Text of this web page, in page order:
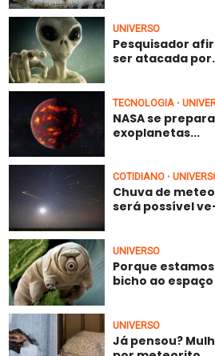
UNIVERSO
Pesquisador
ser atacada
TECNOLOGIA •
NASA se
exoplanetas...
COTIDIANO •
Chuva de
será possível
UNIVERSO
Porque
bicho ao espaço
UNIVERSO
Já pensou?